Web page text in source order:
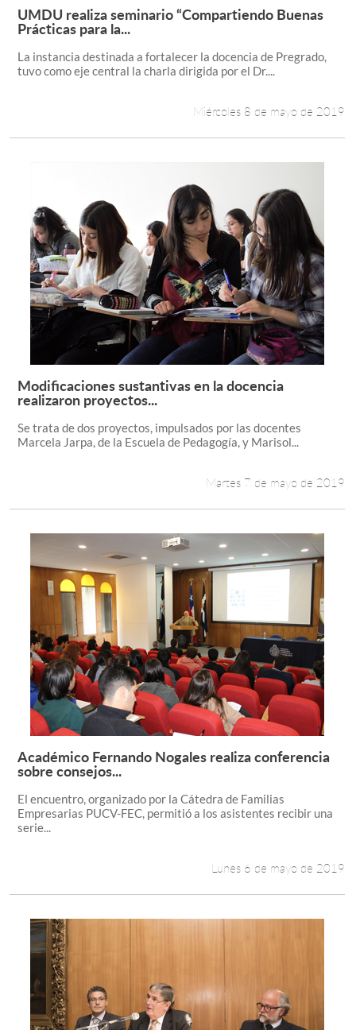
Leer más +
UMDU realiza seminario “Compartiendo Buenas
Prácticas para la...
La instancia destinada a fortalecer la docencia de Pregrado,
tuvo como eje central la charla dirigida por el Dr....
Miércoles 8 de mayo de 2019
Leer más +
Modificaciones sustantivas en la docencia
realizaron proyectos...
Se trata de dos proyectos, impulsados por las docentes
Marcela Jarpa, de la Escuela de Pedagogía, y Marisol...
Martes 7 de mayo de 2019
Leer más +
Académico Fernando Nogales realiza conferencia
sobre consejos...
El encuentro, organizado por la Cátedra de Familias
Empresarias PUCV-FEC, permitió a los asistentes recibir una
serie...
Lunes 6 de mayo de 2019